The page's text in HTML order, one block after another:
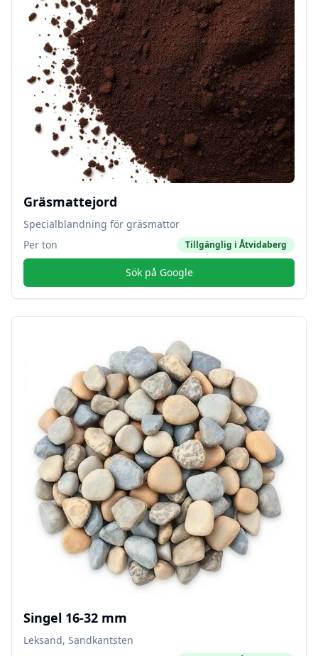
Gräsmattejord
Specialblandning för gräsmattor
Per ton
Tillgänglig i Åtvidaberg
Sök på Google
Singel 16-32 mm
Leksand, Sandkantsten